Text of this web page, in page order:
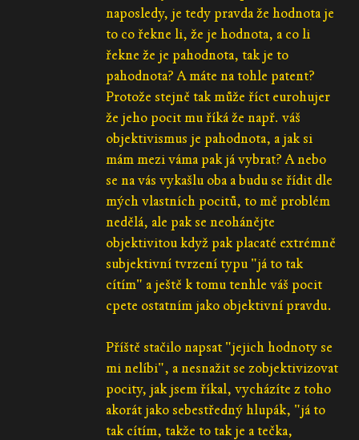
naposledy, je tedy pravda že hodnota je
to co řekne li, že je hodnota, a co li
řekne že je pahodnota, tak je to
pahodnota? A máte na tohle patent?
Protože stejně tak může říct eurohujer
že jeho pocit mu říká že např. váš
objektivismus je pahodnota, a jak si
mám mezi váma pak já vybrat? A nebo
se na vás vykašlu oba a budu se řídit dle
mých vlastních pocitů, to mě problém
nedělá, ale pak se neohánějte
objektivitou když pak placaté extrémně
subjektivní tvrzení typu "já to tak
cítím" a ještě k tomu tenhle váš pocit
cpete ostatním jako objektivní pravdu.
Příště stačilo napsat "jejich hodnoty se
mi nelíbi", a nesnažit se zobjektivizovat
pocity, jak jsem říkal, vycházíte z toho
akorát jako sebestředný hlupák, "já to
tak cítím, takže to tak je a tečka,